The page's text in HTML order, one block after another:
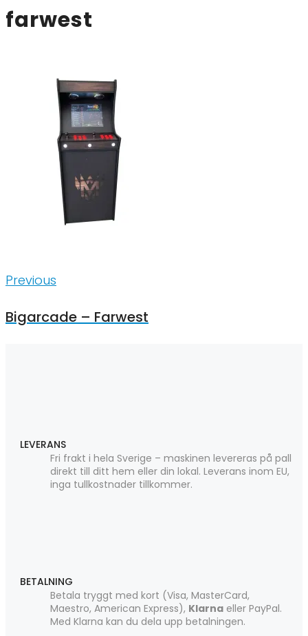
farwest
Inläggsnavigering
Previous
Previous
Bigarcade – Farwest
LEVERANS
Fri frakt i hela Sverige – maskinen levereras på pall
direkt till ditt hem eller din lokal. Leverans inom EU,
inga tullkostnader tillkommer.
BETALNING
Betala tryggt med kort (Visa, MasterCard,
Maestro, American Express), Klarna eller PayPal.
Med Klarna kan du dela upp betalningen.